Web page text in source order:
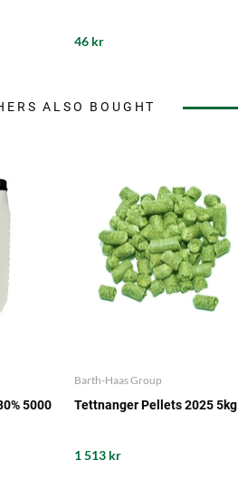
46 kr
ALSO BOUGHT
5000
Barth-Haas Group
Tettnanger Pellets 2025 5kg
1 513 kr